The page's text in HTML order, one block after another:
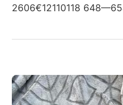
2606€12110118